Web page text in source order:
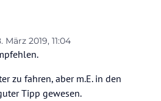
März 2019, 11:04
von
zu fahren, aber m.E. in den
Tipp gewesen.